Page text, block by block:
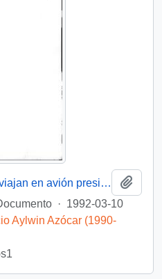
Nómina de personas que viajan en avión presidencial: día 12 marzo 09:30 hrs. Salon Vip, Pudahuel
· 1992-03-10
Aylwin Azócar (1990-